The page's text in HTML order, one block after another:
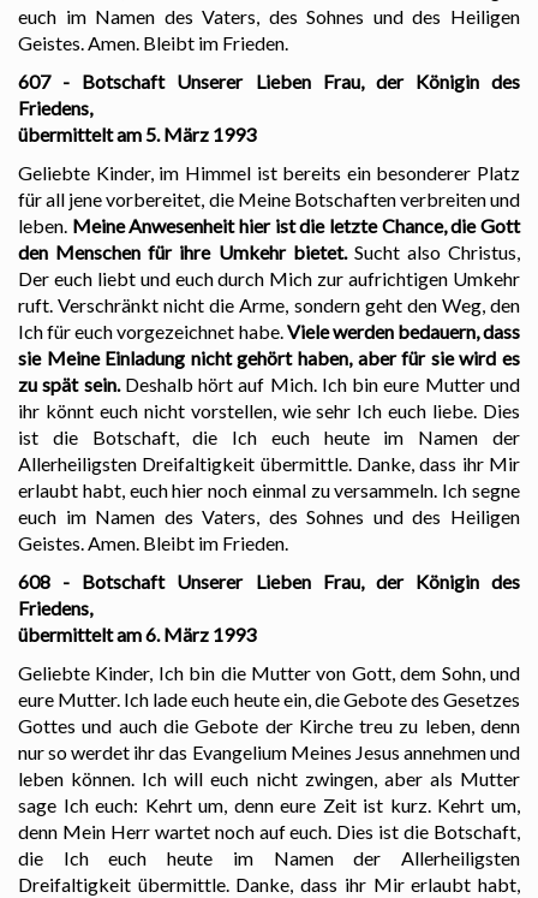
euch im Namen des Vaters, des Sohnes und des Heiligen
Geistes. Amen. Bleibt im Frieden.
607 - Botschaft Unserer Lieben Frau, der Königin des
Friedens,
übermittelt am 5. März 1993
Geliebte Kinder, im Himmel ist bereits ein besonderer Platz
für all jene vorbereitet, die Meine Botschaften verbreiten und
leben. Meine Anwesenheit hier ist die letzte Chance, die Gott
den Menschen für ihre Umkehr bietet. Sucht also Christus,
Der euch liebt und euch durch Mich zur aufrichtigen Umkehr
ruft. Verschränkt nicht die Arme, sondern geht den Weg, den
Ich für euch vorgezeichnet habe.Viele werden bedauern, dass
sie Meine Einladung nicht gehört haben, aber für sie wird es
zu spät sein. Deshalb hört auf Mich. Ich bin eure Mutter und
ihr könnt euch nicht vorstellen, wie sehr Ich euch liebe. Dies
ist die Botschaft, die Ich euch heute im Namen der
Allerheiligsten Dreifaltigkeit übermittle. Danke, dass ihr Mir
erlaubt habt, euch hier noch einmal zu versammeln. Ich segne
euch im Namen des Vaters, des Sohnes und des Heiligen
Geistes. Amen. Bleibt im Frieden.
608 - Botschaft Unserer Lieben Frau, der Königin des
Friedens,
übermittelt am 6. März 1993
Geliebte Kinder, Ich bin die Mutter von Gott, dem Sohn, und
eure Mutter. Ich lade euch heute ein, die Gebote des Gesetzes
Gottes und auch die Gebote der Kirche treu zu leben, denn
nur so werdet ihr das Evangelium Meines Jesus annehmen und
leben können. Ich will euch nicht zwingen, aber als Mutter
sage Ich euch: Kehrt um, denn eure Zeit ist kurz. Kehrt um,
denn Mein Herr wartet noch auf euch. Dies ist die Botschaft,
die Ich euch heute im Namen der Allerheiligsten
Dreifaltigkeit übermittle. Danke, dass ihr Mir erlaubt habt,